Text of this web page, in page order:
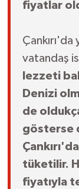
fiyatlar
Çankırı'da
vatandaş
lezzeti
Denizi
de
gösterse
tüketilir.
fiyatıyla